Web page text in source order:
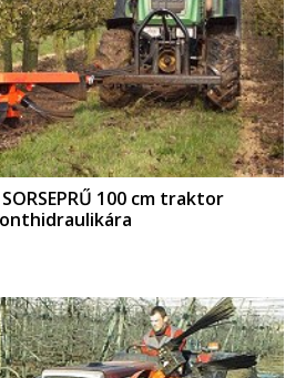
SORSEPRŰ 100 cm traktor